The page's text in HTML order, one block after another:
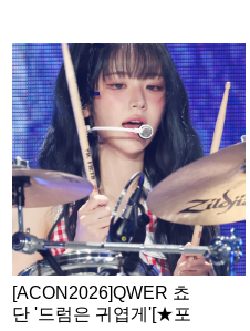
[ACON2026]QWER 쵸
단 '드럼은 귀엽게'[★포